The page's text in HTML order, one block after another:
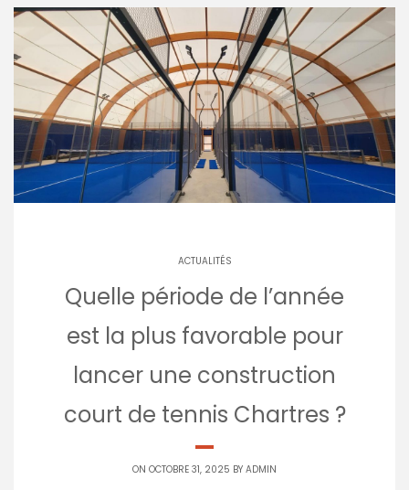
ACTUALITÉS
Quelle période de l’année
est la plus favorable pour
lancer une construction
court de tennis Chartres ?
ON OCTOBRE 31, 2025 BY ADMIN